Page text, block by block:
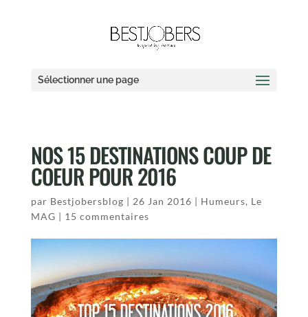
Sélectionner une page
NOS 15 DESTINATIONS COUP DE
COEUR POUR 2016
par Bestjobersblog | 26 Jan 2016 | Humeurs, Le
MAG | 15 commentaires